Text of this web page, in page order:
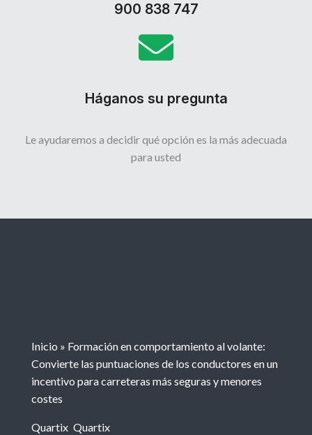
900 838 747
Háganos su pregunta
Le ayudaremos a decidir qué opción es la más adecuada
para usted
Inicio » Formación en comportamiento al volante:
Convierte las puntuaciones de los conductores en un
incentivo para carreteras más seguras y menores
costes
Quartix Quartix